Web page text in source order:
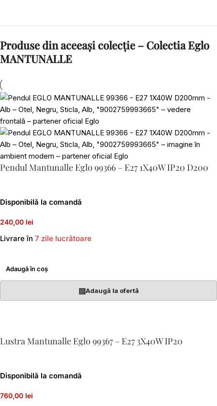
Produse din aceeași colecție – Colectia Eglo
MANTUNALLE
Pendul Mantunalle Eglo 99366 – E27 1X40W IP20 D200
Disponibilă la comandă
240,00 lei
Livrare în 7 zile lucrătoare
Adaugă în coș
▤Adaugă la ofertă
Lustra Mantunalle Eglo 99367 – E27 3X40W IP20
Disponibilă la comandă
760,00 lei